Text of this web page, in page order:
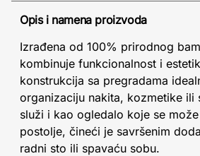
Opis i namena proizvoda
Izrađena od 100% prirodnog
kombinuje funkcionalnost i
konstrukcija sa pregradama
organizaciju nakita, kozmetike ili
služi i kao ogledalo koje se
postolje, čineći je savršenim
radni sto ili spavaću sobu.